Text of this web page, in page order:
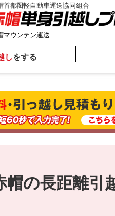
マウンテン運送
首都圏軽自動車運送協同組合
しをする
帽の長距離引